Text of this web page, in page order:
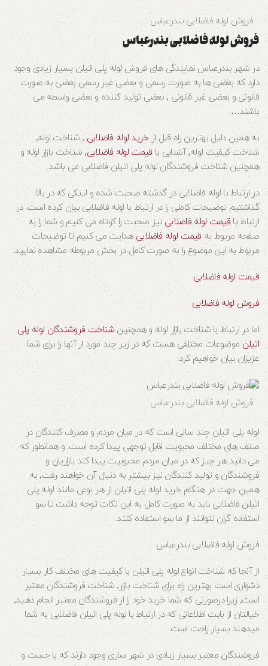
فروش لوله فاضلابی بندرعباس
فروش لوله فاضلابی بندرعباس
در شهر بندرعباس نمایندگی های فروش لوله پلی اتیلن بسیار زیادی وجود
دارد که بعضی ها به صورت رسمی و بعضی غیر رسمی بعضی به صورت
قانونی و بعضی غیر قانونی ٬ بعضی تولید کننده و بعضی واسطه می
باشند….
به همین دلیل بهترین راه قبل ازخرید لوله فاضلابی
٬ شناخت لوله٬
شناخت کیفیت لوله٬ آشنایی با
قیمت لوله فاضلابی ٬ شناخت بازار لوله و
همچنین شناخت فروشندگان لوله پلی اتیلن فاضلابی می باشد.
در ارتباط با لوله فاضلابی در گذشته صحبت شده و لینکی که در بالا
گذاشتیم توضیحات کاملی را در ارتباط با لوله فاضلابی بیان کرده است. در
ارتباط باقیمت لوله فاضلابینیز صحبت را کوتاه می کنیم و شما را به
صفحه مربوط بهقیمت لوله فاضلابیهدایت می کنیم تا توضیحات
مربوط به این موضوع را به صورت کامل در بخش مربوطه مشاهده نمایید.
قیمت لوله فاضلابی
فروش لوله فاضلابی
اما در ارتباط با شناخت بازار لوله و همچنینشناخت فروشندگان لوله پلی
اتیلنموضوعات مختلفی هست که در زیر چند مورد از آنها را برای شما
عزیزان بیان خواهیم کرد.
فروش لوله فاضلابی بندرعباس
لوله پلی اتیلن چند سالی است که در میان مردم و مصرف کنندگان در
صنف های مختلف محبویت قابل توجهی پیدا کرده است. و همانطور که
می دانید هر چیز که در میان مردم محبوبیت پیدا کند بازاریان و
فروشندگان و تولید کنندگان نیز بیشتر به دنبال آن خواهند رفت٬ به
همین جهت در هنگام خرید لوله پلی اتیلن از هر نوعی مانند لوله پلی
اتیلن فاضلابی باید به صورت کامل به این نکات توجه داشت تا سو
استفاده گران نتوانند از ما سو استفاده کنند.
فروش لوله فاضلابی بندرعباس
از آنجا که شناخت انواع لوله پلی اتیلن با کیفیت های مختلف کار بسیار
دشواری است بهترین راه برای شناخت بازار٬ شناخت فروشندگان معتبر
است٬ زیرا درصورتی که شما خرید خود را از فروشندگان معتبر انجام دهید٬
خیالتان از بابت اطلاعاتی که در ارتباط با لوله پلی اتیلن فاضلابی به شما
میدهند بسیار راحت است.
فروشندگان معتبر بسیار زیادی در شهر ساری وجود دارند که با جست و